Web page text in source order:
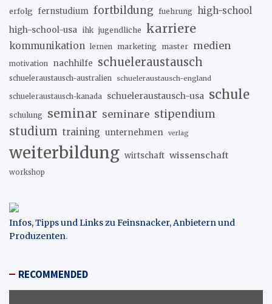
erfolg fernstudium fortbildung fuehrung high-school
high-school-usa ihk jugendliche karriere
kommunikation lernen marketing master medien
motivation nachhilfe schueleraustausch
schueleraustausch-australien schueleraustausch-england
schueleraustausch-kanada schueleraustausch-usa schule
schulung seminar seminare stipendium
studium training unternehmen verlag
weiterbildung wirtschaft wissenschaft
workshop
Infos, Tipps und Links zu Feinsnacker, Anbietern und
Produzenten.
RECOMMENDED